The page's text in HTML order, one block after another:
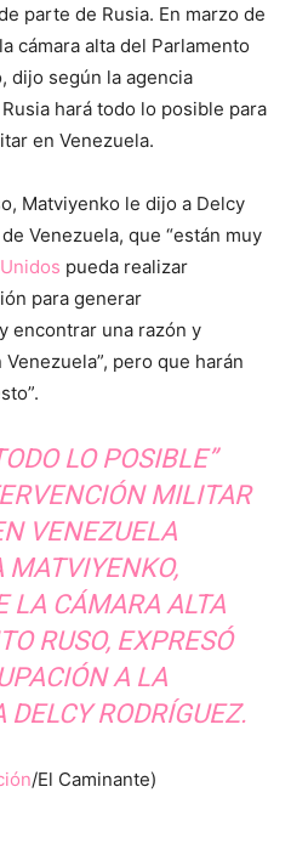
parte de Rusia. En marzo de
cámara alta del Parlamento
dijo según la agencia
hará todo lo posible para
en Venezuela.
Matviyenko le dijo a Delcy
Venezuela, que “están muy
pueda realizar
para generar
encontrar una razón y
pero que harán
LO POSIBLE”
MILITAR
VENEZUELA
MATVIYENKO,
LA CÁMARA ALTA
RUSO, EXPRESÓ
A LA
DELCY RODRÍGUEZ.
/El Caminante)